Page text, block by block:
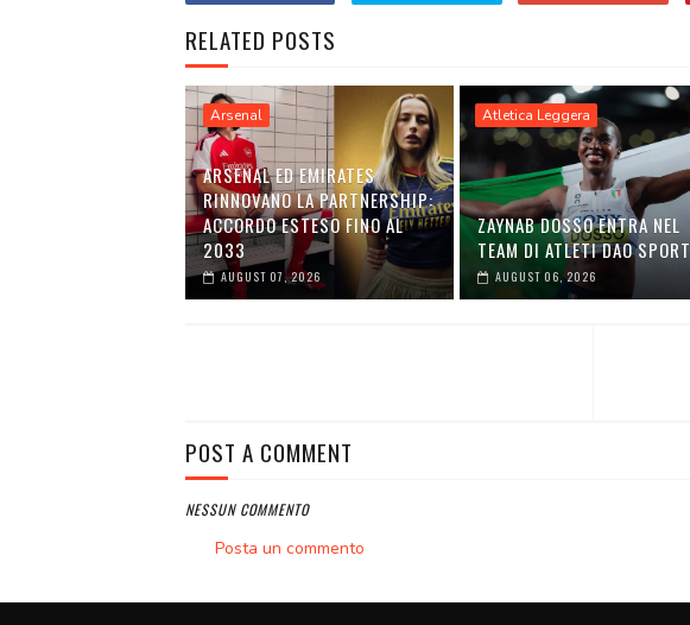
RELATED POSTS
Arsenal
ARSENAL ED EMIRATES
RINNOVANO LA PARTNERSHIP:
ACCORDO ESTESO FINO AL
2033
AUGUST 07, 2026
Atletica Leggera
ZAYNAB DOSSO ENTRA NEL
TEAM DI ATLETI DAO SPORT
AUGUST 06, 2026
POST A COMMENT
NESSUN COMMENTO
Posta un commento